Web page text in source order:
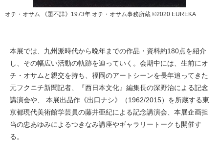
オチ・オサム 《題不詳》1973年 オチ・オサム事務所蔵 ©️2020 EUREKA
本展では、九州派時代から晩年までの作品・資料約180点を紹介
し、その幅広い活動の軌跡を辿っていく。会期中には、生前にオ
チ・オサムと親交を持ち、福岡のアートシーンを長年追ってきた
元フクニチ新聞記者、『西日本文化』編集長の深野治による記念
講演会や、 本展出品作《出口ナシ》（1962/2015）を所蔵する東
京都現代美術館学芸員の藤井亜紀による記念講演会、本展企画担
当の忠あゆみによるつきなみ講座やギャラリートークも開催す
る。